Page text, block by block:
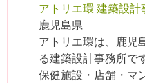
アトリエ環 建築設
鹿児島県
アトリエ環は、鹿児
る建築設計事務所で
保健施設・店舗・マ